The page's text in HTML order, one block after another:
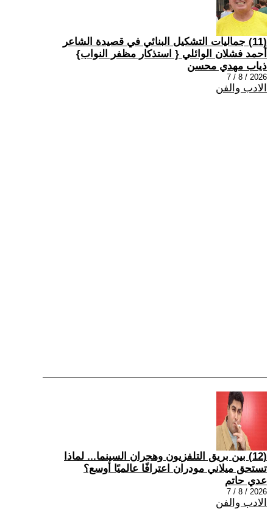
(11) جماليات التشكيل البنائي في قصيدة الشاعر
أحمد فشلان الوائلي { استذكار مظفر النواب}
ذياب مهدي محسن
2026 / 8 / 7
الادب والفن
(12) بين بريق التلفزيون وهجران السينما... لماذا
تستحق ميلاني مودران اعترافًا عالميًا أوسع؟
عدي حاتم
2026 / 8 / 7
الادب والفن